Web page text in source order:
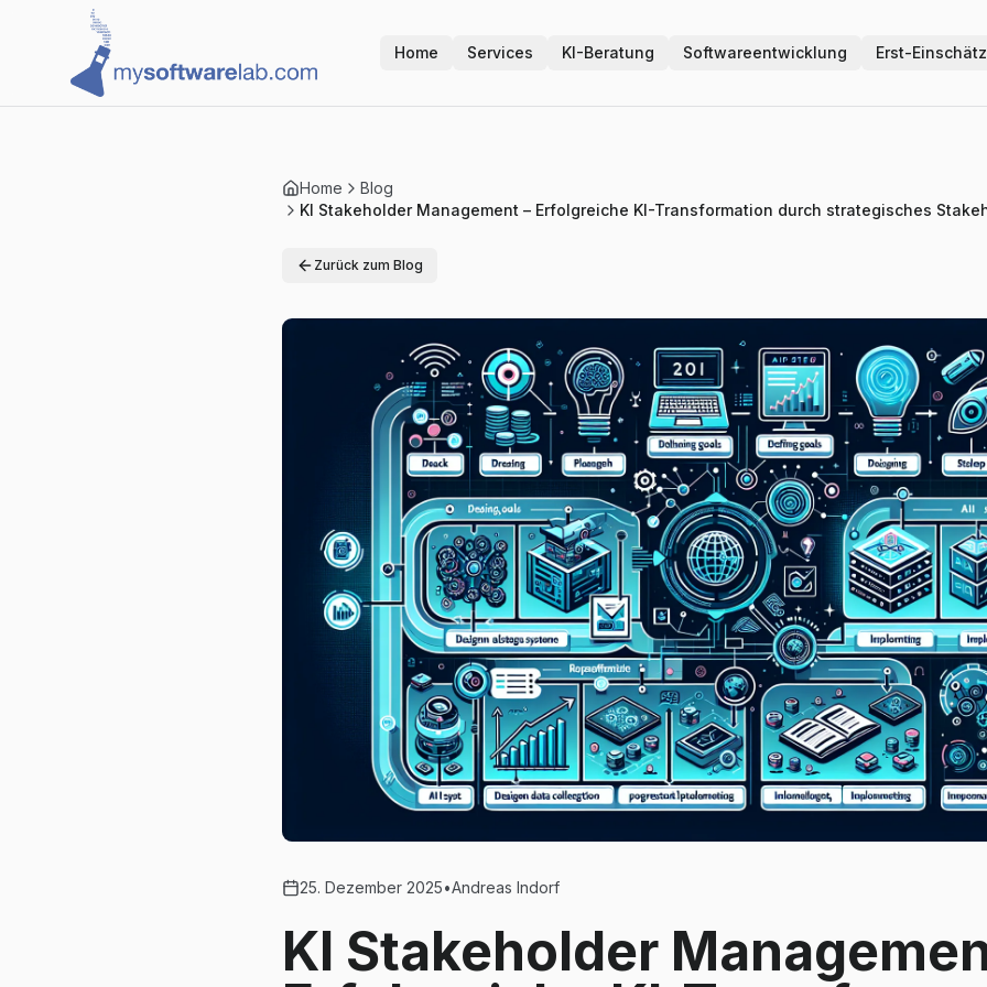
Home Services KI-Beratung Softwareentwicklung Erst-
Home
Blog
KI Stakeholder Management – Erfolgreiche KI-Transformation durch strategisches
Zurück zum Blog
25. Dezember 2025•Andreas Indorf
KI Stakeholder